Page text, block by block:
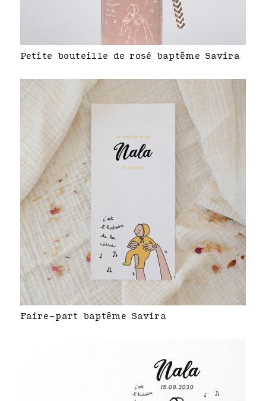
Petite bouteille de rosé baptême Savira
Faire-part baptême Savira